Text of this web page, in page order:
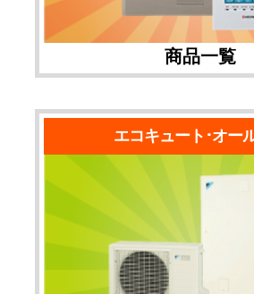
商品一覧
エコキュート･オー